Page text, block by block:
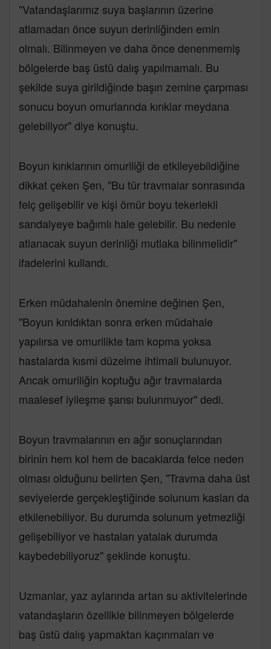
"Vatandaşlarımız suya başlarının üzerine
atlamadan önce suyun derinliğinden emin
olmalı. Bilinmeyen ve daha önce denenmemiş
bölgelerde baş üstü dalış yapılmamalı. Bu
şekilde suya girildiğinde başın zemine çarpması
sonucu boyun omurlarında kırıklar meydana
gelebiliyor" diye konuştu.
Boyun kırıklarının omuriliği de etkileyebildiğine
dikkat çeken Şen, "Bu tür travmalar sonrasında
felç gelişebilir ve kişi ömür boyu tekerlekli
sandalyeye bağımlı hale gelebilir. Bu nedenle
atlanacak suyun derinliği mutlaka bilinmelidir"
ifadelerini kullandı.
Erken müdahalenin önemine değinen Şen,
"Boyun kırıldıktan sonra erken müdahale
yapılırsa ve omurilikte tam kopma yoksa
hastalarda kısmi düzelme ihtimali bulunuyor.
Ancak omuriliğin koptuğu ağır travmalarda
maalesef iyileşme şansı bulunmuyor" dedi.
Boyun travmalarının en ağır sonuçlarından
birinin hem kol hem de bacaklarda felce neden
olması olduğunu belirten Şen, "Travma daha üst
seviyelerde gerçekleştiğinde solunum kasları da
etkilenebiliyor. Bu durumda solunum yetmezliği
gelişebiliyor ve hastaları yatalak durumda
kaybedebiliyoruz" şeklinde konuştu.
Uzmanlar, yaz aylarında artan su aktivitelerinde
vatandaşların özellikle bilinmeyen bölgelerde
baş üstü dalış yapmaktan kaçınmaları ve